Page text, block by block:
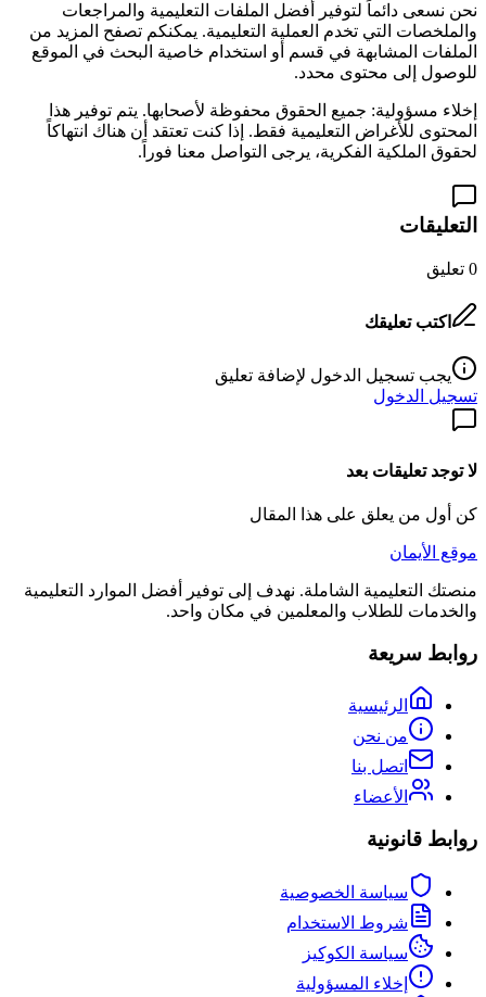
نحن نسعى دائماً لتوفير أفضل الملفات التعليمية والمراجعات
والملخصات التي تخدم العملية التعليمية. يمكنكم تصفح المزيد من
الملفات المشابهة في قسم
أو استخدام خاصية البحث في الموقع
للوصول إلى محتوى محدد.
إخلاء مسؤولية: جميع الحقوق محفوظة لأصحابها. يتم توفير هذا
المحتوى للأغراض التعليمية فقط. إذا كنت تعتقد أن هناك انتهاكاً
لحقوق الملكية الفكرية، يرجى التواصل معنا فوراً.
التعليقات
0 تعليق
اكتب تعليقك
يجب تسجيل الدخول لإضافة تعليق
تسجيل الدخول
لا توجد تعليقات بعد
كن أول من يعلق على هذا المقال
موقع الأيمان
منصتك التعليمية الشاملة. نهدف إلى توفير أفضل الموارد التعليمية
والخدمات للطلاب والمعلمين في مكان واحد.
روابط سريعة
الرئيسية
من نحن
اتصل بنا
الأعضاء
روابط قانونية
سياسة الخصوصية
شروط الاستخدام
سياسة الكوكيز
إخلاء المسؤولية